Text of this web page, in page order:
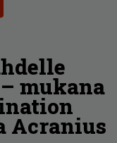
mukana
Acranius